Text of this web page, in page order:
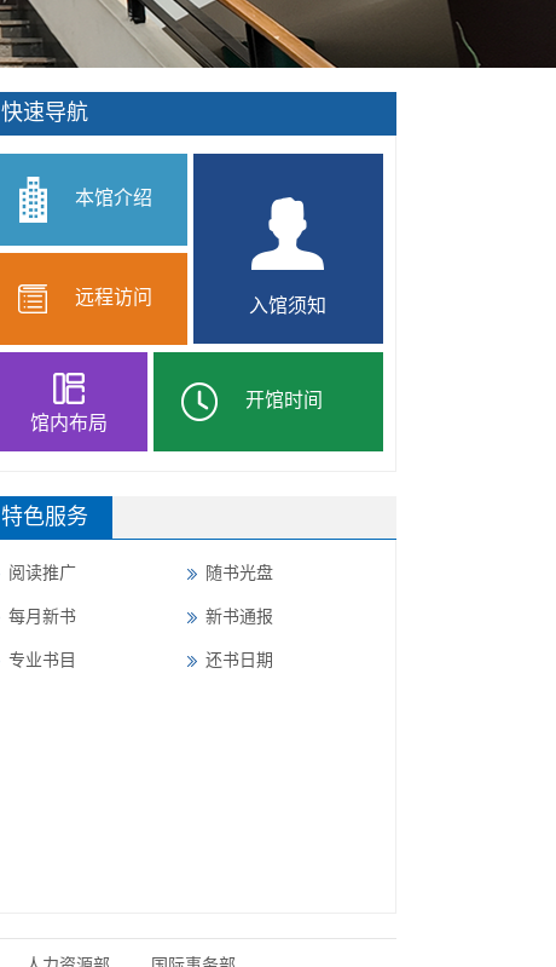
快速导航
本馆介绍
远程访问 入馆须知
馆内布局
开馆时间
特色服务
阅读推广 随书光盘
每月新书 新书通报
专业书目 还书日期